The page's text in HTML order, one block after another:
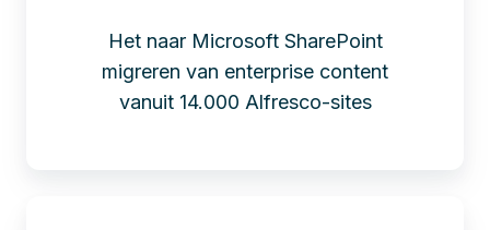
Het naar Microsoft SharePoint
migreren van enterprise content
vanuit 14.000 Alfresco-sites